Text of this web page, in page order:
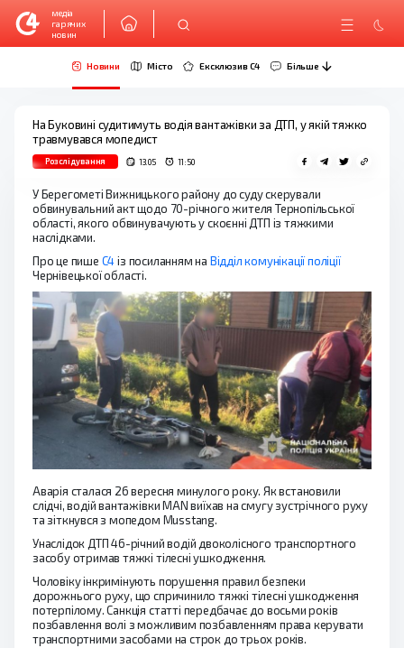
медіа
гарячих
новин
Новини Місто Ексклюзив C4 Більше
На Буковині судитимуть водія вантажівки за ДТП, у якій тяжко
травмувався мопедист
Розслідування 13.05 11:50
У Берегометі Вижницького району до суду скерували
обвинувальний акт щодо 70-річного жителя Тернопільської
області, якого обвинувачують у скоєнні ДТП із тяжкими
наслідками.
Про це пише С4із посиланням на Відділ комунікації поліції
Чернівецької області.
Аварія сталася 26 вересня минулого року. Як встановили
слідчі, водій вантажівки MAN виїхав на смугу зустрічного руху
та зіткнувся з мопедом Musstang.
Унаслідок ДТП 46-річний водій двоколісного транспортного
засобу отримав тяжкі тілесні ушкодження.
Чоловіку інкримінують порушення правил безпеки
дорожнього руху, що спричинило тяжкі тілесні ушкодження
потерпілому. Санкція статті передбачає до восьми років
позбавлення волі з можливим позбавленням права керувати
транспортними засобами на строк до трьох років.